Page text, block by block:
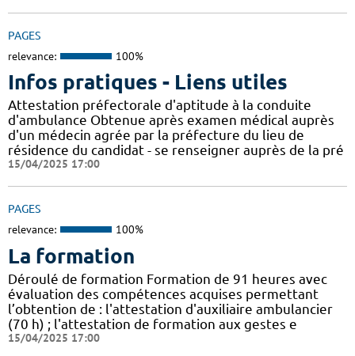
PAGES
relevance: 100%
Infos pratiques - Liens utiles
Attestation préfectorale d'aptitude à la conduite
d'ambulance Obtenue après examen médical auprès
d'un médecin agrée par la préfecture du lieu de
résidence du candidat - se renseigner auprès de la pré
15/04/2025 17:00
PAGES
relevance: 100%
La formation
Déroulé de formation Formation de 91 heures avec
évaluation des compétences acquises permettant
l’obtention de : l'attestation d'auxiliaire ambulancier
(70 h) ; l'attestation de formation aux gestes e
15/04/2025 17:00